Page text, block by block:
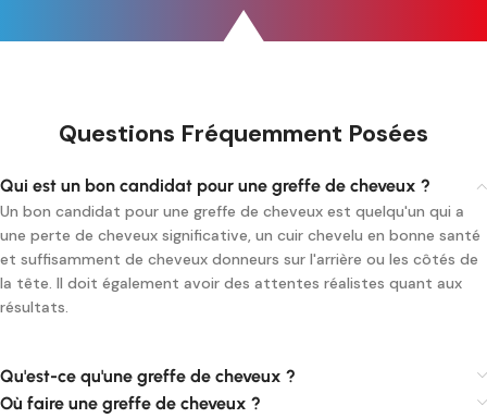
Questions Fréquemment Posées
Qui est un bon candidat pour une greffe de cheveux ?
Un bon candidat pour une greffe de cheveux est quelqu'un qui a
une perte de cheveux significative, un cuir chevelu en bonne santé
et suffisamment de cheveux donneurs sur l'arrière ou les côtés de
la tête. Il doit également avoir des attentes réalistes quant aux
résultats.
Qu'est-ce qu'une greffe de cheveux ?
Où faire une greffe de cheveux ?